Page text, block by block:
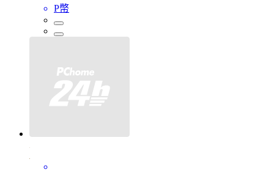
P幣